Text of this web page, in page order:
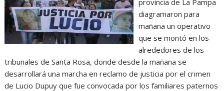
provincia de La Pampa
diagramaron para
mañana un operativo
que se montó en los
alrededores de los
tribunales de Santa Rosa, donde desde la mañana se
desarrollará una marcha en reclamo de justicia por el crimen
de Lucio Dupuy que fue convocada por los familiares paternos